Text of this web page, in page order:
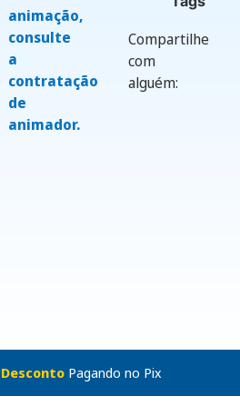
animação,
consulte
a
contratação
de
animador.
Compartilhe
com
alguém:
Pagando no Pix